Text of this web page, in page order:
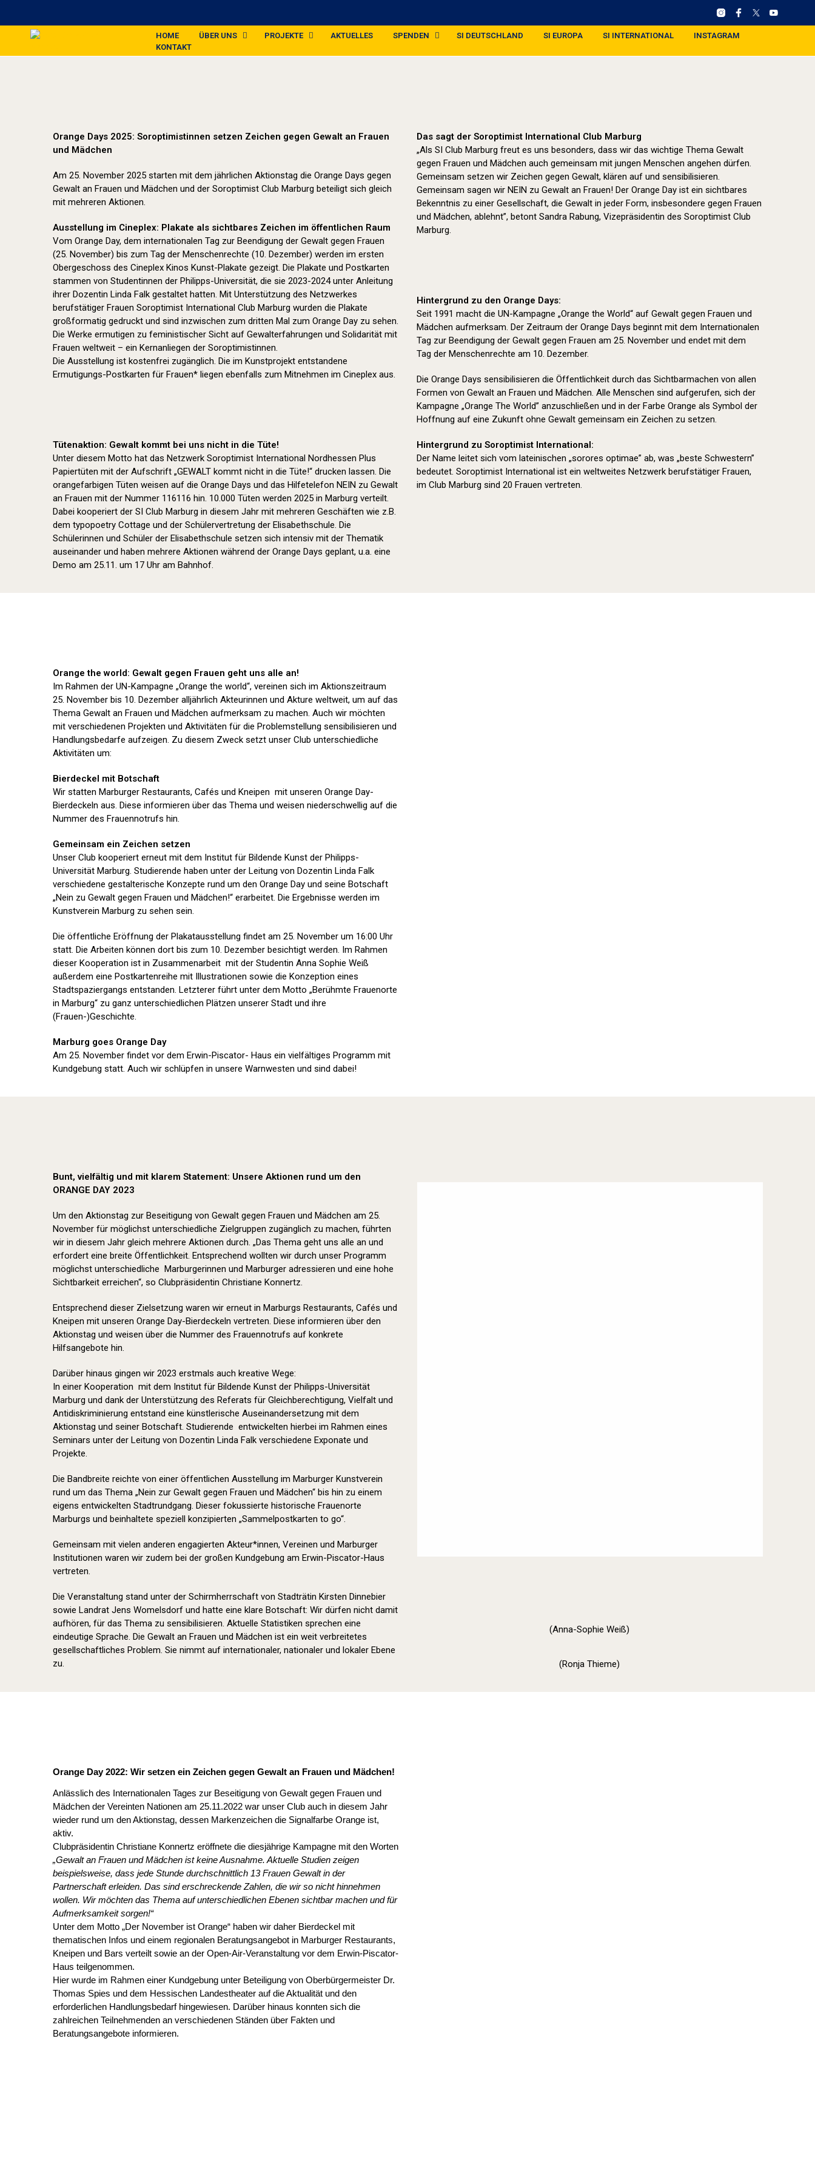
HOME ÜBER UNS PROJEKTE AKTUELLES SPENDEN SI DEUTSCHLAND SI EUROPA SI INTERNATIONAL
INSTAGRAM
KONTAKT
Orange Days 2025: Soroptimistinnen setzen Zeichen gegen Gewalt an Frauen
und Mädchen
Am 25. November 2025 starten mit dem jährlichen Aktionstag die Orange Days gegen
Gewalt an Frauen und Mädchen und der Soroptimist Club Marburg beteiligt sich gleich
mit mehreren Aktionen.
Ausstellung im Cineplex: Plakate als sichtbares Zeichen im öffentlichen Raum
Vom Orange Day, dem internationalen Tag zur Beendigung der Gewalt gegen Frauen
(25. November) bis zum Tag der Menschenrechte (10. Dezember) werden im ersten
Obergeschoss des Cineplex Kinos Kunst-Plakate gezeigt. Die Plakate und Postkarten
stammen von Studentinnen der Philipps-Universität, die sie 2023-2024 unter Anleitung
ihrer Dozentin Linda Falk gestaltet hatten. Mit Unterstützung des Netzwerkes
berufstätiger Frauen Soroptimist International Club Marburg wurden die Plakate
großformatig gedruckt und sind inzwischen zum dritten Mal zum Orange Day zu sehen.
Die Werke ermutigen zu feministischer Sicht auf Gewalterfahrungen und Solidarität mit
Frauen weltweit – ein Kernanliegen der Soroptimistinnen.
Die Ausstellung ist kostenfrei zugänglich. Die im Kunstprojekt entstandene
Ermutigungs-Postkarten für Frauen* liegen ebenfalls zum Mitnehmen im Cineplex aus.
Tütenaktion: Gewalt kommt bei uns nicht in die Tüte!
Unter diesem Motto hat das Netzwerk Soroptimist International Nordhessen Plus
Papiertüten mit der Aufschrift „GEWALT kommt nicht in die Tüte!“ drucken lassen. Die
orangefarbigen Tüten weisen auf die Orange Days und das Hilfetelefon NEIN zu Gewalt
an Frauen mit der Nummer 116116 hin. 10.000 Tüten werden 2025 in Marburg verteilt.
Dabei kooperiert der SI Club Marburg in diesem Jahr mit mehreren Geschäften wie z.B.
dem typopoetry Cottage und der Schülervertretung der Elisabethschule. Die
Schülerinnen und Schüler der Elisabethschule setzen sich intensiv mit der Thematik
auseinander und haben mehrere Aktionen während der Orange Days geplant, u.a. eine
Demo am 25.11. um 17 Uhr am Bahnhof.
Das sagt der Soroptimist International Club Marburg
„Als SI Club Marburg freut es uns besonders, dass wir das wichtige Thema Gewalt
gegen Frauen und Mädchen auch gemeinsam mit jungen Menschen angehen dürfen.
Gemeinsam setzen wir Zeichen gegen Gewalt, klären auf und sensibilisieren.
Gemeinsam sagen wir NEIN zu Gewalt an Frauen! Der Orange Day ist ein sichtbares
Bekenntnis zu einer Gesellschaft, die Gewalt in jeder Form, insbesondere gegen Frauen
und Mädchen, ablehnt”, betont Sandra Rabung, Vizepräsidentin des Soroptimist Club
Marburg.
Hintergrund zu den Orange Days:
Seit 1991 macht die UN-Kampagne „Orange the World“ auf Gewalt gegen Frauen und
Mädchen aufmerksam. Der Zeitraum der Orange Days beginnt mit dem Internationalen
Tag zur Beendigung der Gewalt gegen Frauen am 25. November und endet mit dem
Tag der Menschenrechte am 10. Dezember.
Die Orange Days sensibilisieren die Öffentlichkeit durch das Sichtbarmachen von allen
Formen von Gewalt an Frauen und Mädchen. Alle Menschen sind aufgerufen, sich der
Kampagne „Orange The World” anzuschließen und in der Farbe Orange als Symbol der
Hoffnung auf eine Zukunft ohne Gewalt gemeinsam ein Zeichen zu setzen.
Hintergrund zu Soroptimist International:
Der Name leitet sich vom lateinischen „sorores optimae” ab, was „beste Schwestern”
bedeutet. Soroptimist International ist ein weltweites Netzwerk berufstätiger Frauen,
im Club Marburg sind 20 Frauen vertreten.
Orange the world: Gewalt gegen Frauen geht uns alle an!
Im Rahmen der UN-Kampagne „Orange the world“, vereinen sich im Aktionszeitraum
25. November bis 10. Dezember alljährlich Akteurinnen und Akture weltweit, um auf das
Thema Gewalt an Frauen und Mädchen aufmerksam zu machen. Auch wir möchten
mit verschiedenen Projekten und Aktivitäten für die Problemstellung sensibilisieren und
Handlungsbedarfe aufzeigen. Zu diesem Zweck setzt unser Club unterschiedliche
Aktivitäten um:
Bierdeckel mit Botschaft
Wir statten Marburger Restaurants, Cafés und Kneipen mit unseren Orange Day-
Bierdeckeln aus. Diese informieren über das Thema und weisen niederschwellig auf die
Nummer des Frauennotrufs hin.
Gemeinsam ein Zeichen setzen
Unser Club kooperiert erneut mit dem Institut für Bildende Kunst der Philipps-
Universität Marburg. Studierende haben unter der Leitung von Dozentin Linda Falk
verschiedene gestalterische Konzepte rund um den Orange Day und seine Botschaft
„Nein zu Gewalt gegen Frauen und Mädchen!“ erarbeitet. Die Ergebnisse werden im
Kunstverein Marburg zu sehen sein.
Die öffentliche Eröffnung der Plakatausstellung findet am 25. November um 16:00 Uhr
statt. Die Arbeiten können dort bis zum 10. Dezember besichtigt werden. Im Rahmen
dieser Kooperation ist in Zusammenarbeit mit der Studentin Anna Sophie Weiß
außerdem eine Postkartenreihe mit Illustrationen sowie die Konzeption eines
Stadtspaziergangs entstanden. Letzterer führt unter dem Motto „Berühmte Frauenorte
in Marburg“ zu ganz unterschiedlichen Plätzen unserer Stadt und ihre
(Frauen-)Geschichte.
Marburg goes Orange Day
Am 25. November findet vor dem Erwin-Piscator- Haus ein vielfältiges Programm mit
Kundgebung statt. Auch wir schlüpfen in unsere Warnwesten und sind dabei!
Bunt, vielfältig und mit klarem Statement: Unsere Aktionen rund um den
ORANGE DAY 2023
Um den Aktionstag zur Beseitigung von Gewalt gegen Frauen und Mädchen am 25.
November für möglichst unterschiedliche Zielgruppen zugänglich zu machen, führten
wir in diesem Jahr gleich mehrere Aktionen durch. „Das Thema geht uns alle an und
erfordert eine breite Öffentlichkeit. Entsprechend wollten wir durch unser Programm
möglichst unterschiedliche Marburgerinnen und Marburger adressieren und eine hohe
Sichtbarkeit erreichen“, so Clubpräsidentin Christiane Konnertz.
Entsprechend dieser Zielsetzung waren wir erneut in Marburgs Restaurants, Cafés und
Kneipen mit unseren Orange Day-Bierdeckeln vertreten. Diese informieren über den
Aktionstag und weisen über die Nummer des Frauennotrufs auf konkrete
Hilfsangebote hin.
Darüber hinaus gingen wir 2023 erstmals auch kreative Wege:
In einer Kooperation mit dem Institut für Bildende Kunst der Philipps-Universität
Marburg und dank der Unterstützung des Referats für Gleichberechtigung, Vielfalt und
Antidiskriminierung entstand eine künstlerische Auseinandersetzung mit dem
Aktionstag und seiner Botschaft. Studierende entwickelten hierbei im Rahmen eines
Seminars unter der Leitung von Dozentin Linda Falk verschiedene Exponate und
Projekte.
Die Bandbreite reichte von einer öffentlichen Ausstellung im Marburger Kunstverein
rund um das Thema „Nein zur Gewalt gegen Frauen und Mädchen“ bis hin zu einem
eigens entwickelten Stadtrundgang. Dieser fokussierte historische Frauenorte
Marburgs und beinhaltete speziell konzipierten „Sammelpostkarten to go“.
Gemeinsam mit vielen anderen engagierten Akteur*innen, Vereinen und Marburger
Institutionen waren wir zudem bei der großen Kundgebung am Erwin-Piscator-Haus
vertreten.
Die Veranstaltung stand unter der Schirmherrschaft von Stadträtin Kirsten Dinnebier
sowie Landrat Jens Womelsdorf und hatte eine klare Botschaft: Wir dürfen nicht damit
aufhören, für das Thema zu sensibilisieren. Aktuelle Statistiken sprechen eine
eindeutige Sprache. Die Gewalt an Frauen und Mädchen ist ein weit verbreitetes
gesellschaftliches Problem. Sie nimmt auf internationaler, nationaler und lokaler Ebene
zu.
(Anna-Sophie Weiß)
(Ronja Thieme)
Orange Day 2022: Wir setzen ein Zeichen gegen Gewalt an Frauen und Mädchen!
Anlässlich des Internationalen Tages zur Beseitigung von Gewalt gegen Frauen und
Mädchen der Vereinten Nationen am 25.11.2022 war unser Club auch in diesem Jahr
wieder rund um den Aktionstag, dessen Markenzeichen die Signalfarbe Orange ist,
aktiv.
Clubpräsidentin Christiane Konnertz eröffnete die diesjährige Kampagne mit den Worten
„Gewalt an Frauen und Mädchen ist keine Ausnahme. Aktuelle Studien zeigen
beispielsweise, dass jede Stunde durchschnittlich 13 Frauen Gewalt in der
Partnerschaft erleiden. Das sind erschreckende Zahlen, die wir so nicht hinnehmen
wollen. Wir möchten das Thema auf unterschiedlichen Ebenen sichtbar machen und für
Aufmerksamkeit sorgen!“
Unter dem Motto „Der November ist Orange“ haben wir daher Bierdeckel mit
thematischen Infos und einem regionalen Beratungsangebot in Marburger Restaurants,
Kneipen und Bars verteilt sowie an der Open-Air-Veranstaltung vor dem Erwin-Piscator-
Haus teilgenommen.
Hier wurde im Rahmen einer Kundgebung unter Beteiligung von Oberbürgermeister Dr.
Thomas Spies und dem Hessischen Landestheater auf die Aktualität und den
erforderlichen Handlungsbedarf hingewiesen. Darüber hinaus konnten sich die
zahlreichen Teilnehmenden an verschiedenen Ständen über Fakten und
Beratungsangebote informieren.